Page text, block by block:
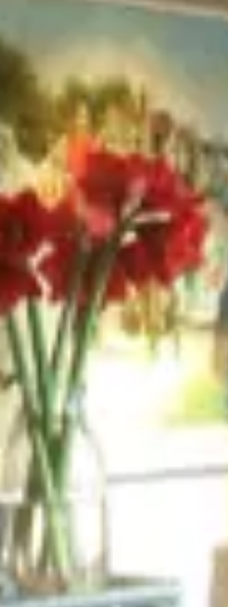
Afin de faciliter votre
apporter le meilleur
des cookies pour
visiteurs, notamment
Nos politique de